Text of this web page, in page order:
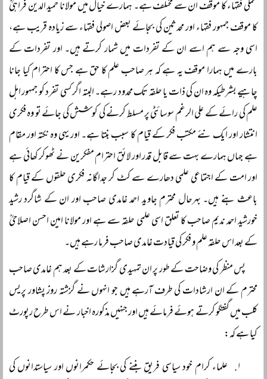
عملی فقہاء کا موقف ان سے مختلف ہے۔ ہمارے خیال میں مولانا حمید الدین فراہیؒ
کا موقف جمہور فقہاء اور محدثین کی بجائے بعض اصولی فقہاء سے زیادہ قریب ہے،
اسی وجہ سے ہم اسے ان کے تفردات میں شمار کرتے ہیں۔ اور تفردات کے
بارے میں ہمارا موقف یہ ہے کہ ہر صاحب علم کا حق ہے جس کا احترام کیا جانا
چاہیے بشرطیکہ وہ ان کی ذات یا حلقہ تک محدود رہے۔ البتہ اگر کسی تفرد کو جمہور اہل
علم کی رائے کے علی الرغم سوسائٹی پر مسلط کرنے کی کوشش کی جائے تو وہ فکری
انتشار اور ایک نئے مکتب فکر کے قیام کا سبب بنتا ہے۔ اور یہی وہ نکتہ اور مقام
ہے جہاں ہمارے بہت سے قابل قدر اور لائق احترام مفکرین نے ٹھوکر کھائی ہے
اور امت کے اجتماعی علمی دھارے سے کٹ کر جداگانہ فکری حلقوں کے قیام کا
باعث بنے ہیں۔ بہرحال محترم جاوید احمد غامدی صاحب اور ان کے شاگرد رشید
خورشید احمد ندیم صاحب کا تعلق اسی علمی حلقہ سے ہے اور مولانا امین احسن اصلاحیؒ
کے بعد اس حلقہ علم و فکر کی قیادت غامدی صاحب فرما رہے ہیں۔
پس منظر کی وضاحت کے طور پر ان تمہیدی گزارشات کے بعد ہم غامدی صاحب
محترم کے ان ارشادات کی طرف آرہے ہیں جو انہوں نے گزشتہ روز پشاور پریس
کلب میں گفتگو کرتے ہوئے فرمائے ہیں اور جنہیں مذکورہ اخبار نے اس طرح رپورٹ
کیا ہے کہ:
علماء کرام خود سیاسی فریق بننے کی بجائے حکمرانوں اور سیاستدانوں کی